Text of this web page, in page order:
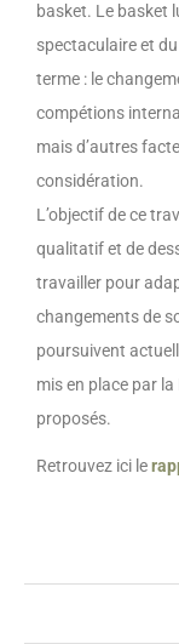
basket. Le basket
spectaculaire et
terme : le
compétions
mais d’autres
considération.
L’objectif de ce
qualitatif et de
travailler pour
changements de
poursuivent
mis en place par
proposés.
Retrouvez ici le